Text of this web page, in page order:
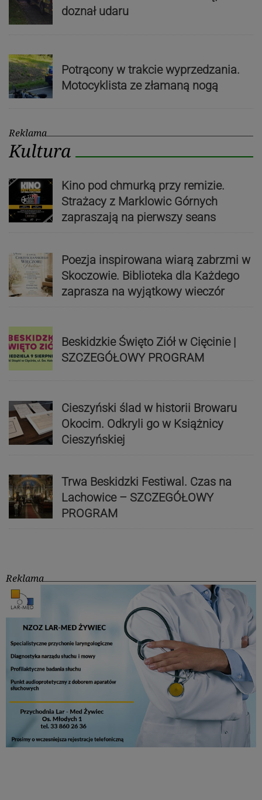
doznał udaru
Potrącony w trakcie wyprzedzania.
Motocyklista ze złamaną nogą
Reklama
Kultura
Kino pod chmurką przy remizie.
Strażacy z Marklowic Górnych
zapraszają na pierwszy seans
Poezja inspirowana wiarą zabrzmi w
Skoczowie. Biblioteka dla Każdego
zaprasza na wyjątkowy wieczór
Beskidzkie Święto Ziół w Cięcinie |
SZCZEGÓŁOWY PROGRAM
Cieszyński ślad w historii Browaru
Okocim. Odkryli go w Książnicy
Cieszyńskiej
Trwa Beskidzki Festiwal. Czas na
Lachowice – SZCZEGÓŁOWY
PROGRAM
Reklama